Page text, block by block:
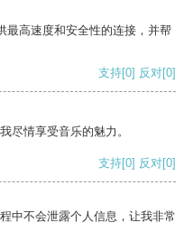
最高速度和安全性的连接，并帮
支持[0] 反对[0]
尽情享受音乐的魅力。
支持[0] 反对[0]
中不会泄露个人信息，让我非常